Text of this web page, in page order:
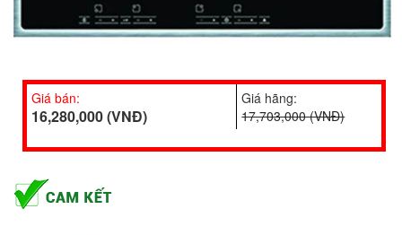
Giá bán:
16,280,000 (VNĐ)
Giá hãng:
17,703,000 (VNĐ)